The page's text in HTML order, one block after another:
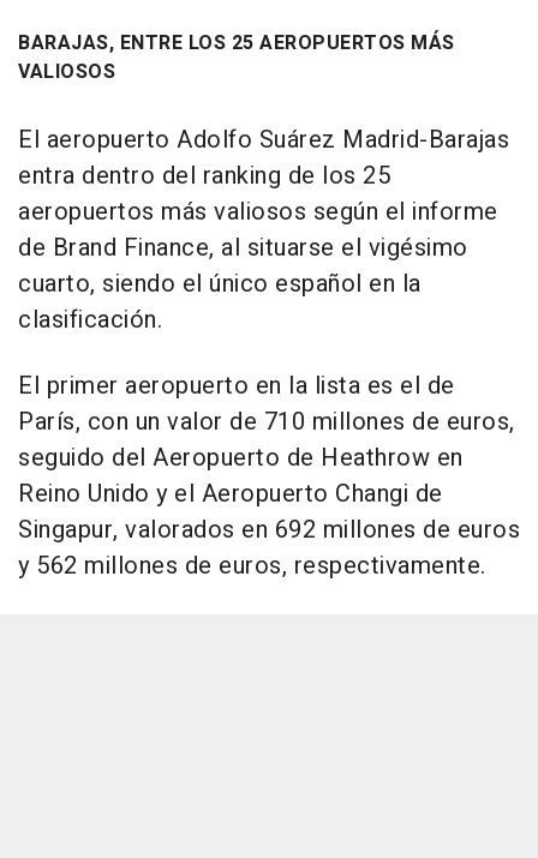
BARAJAS, ENTRE LOS 25 AEROPUERTOS MÁS
VALIOSOS
El aeropuerto Adolfo Suárez Madrid-Barajas
entra dentro del ranking de los 25
aeropuertos más valiosos según el informe
de Brand Finance, al situarse el vigésimo
cuarto, siendo el único español en la
clasificación.
El primer aeropuerto en la lista es el de
París, con un valor de 710 millones de euros,
seguido del Aeropuerto de Heathrow en
Reino Unido y el Aeropuerto Changi de
Singapur, valorados en 692 millones de euros
y 562 millones de euros, respectivamente.